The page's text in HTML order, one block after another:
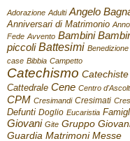
Adorazione Adulti Angelo
Anniversari di Matrimonio
Fede Avvento Bambini
piccoli Battesimi Benedizione
case Bibbia Campetto
Catechismo Catechiste
Cattedrale Cene Centro
CPM Cresimandi Cresimati
Defunti Doglio Eucaristia
Giovani Gite Gruppo
Guardia Matrimoni Messe